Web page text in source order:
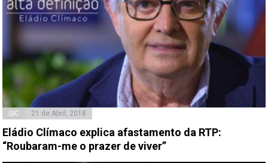
SIC 21 de Abril, 2018
Eládio Clímaco explica afastamento da RTP:
“Roubaram-me o prazer de viver”